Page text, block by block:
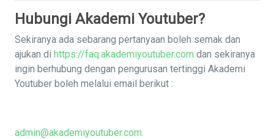
Hubungi Akademi Youtuber?
Sekiranya ada sebarang pertanyaan boleh semak dan
ajukan di https://faq.akademiyoutuber.com dan sekiranya
ingin berhubung dengan pengurusan tertinggi Akademi
Youtuber boleh melalui email berikut :
admin@akademiyoutuber.com